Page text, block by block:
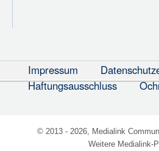
Impressum
Haftungsausschluss
© 2013 - 2026, Medialink
Weitere Medialink-